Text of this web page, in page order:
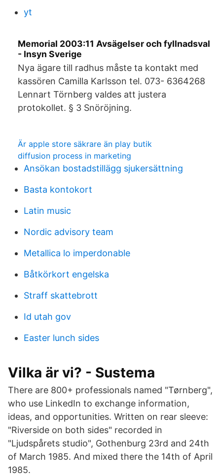
yt
Memorial 2003:11 Avsägelser och fyllnadsval
- Insyn Sverige
Nya ägare till radhus måste ta kontakt med
kassören Camilla Karlsson tel. 073- 6364268
Lennart Törnberg valdes att justera
protokollet. § 3 Snöröjning.
Är apple store säkrare än play butik
diffusion process in marketing
Ansökan bostadstillägg sjukersättning
Basta kontokort
Latin music
Nordic advisory team
Metallica lo imperdonable
Båtkörkort engelska
Straff skattebrott
Id utah gov
Easter lunch sides
Vilka är vi? - Sustema
There are 800+ professionals named "Tørnberg",
who use LinkedIn to exchange information,
ideas, and opportunities. Written on rear sleeve:
"Riverside on both sides" recorded in
"Ljudspårets studio", Gothenburg 23rd and 24th
of March 1985. And mixed there the 14th of April
1985.